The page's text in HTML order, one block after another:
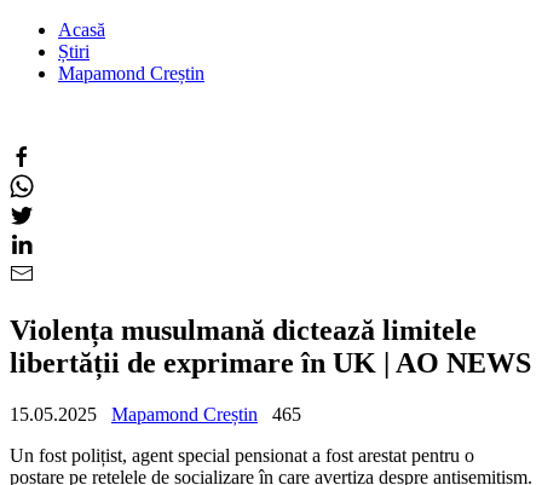
Acasă
Știri
Mapamond Creștin
Violența musulmană dictează limitele
libertății de exprimare în UK | AO NEWS
15.05.2025 Mapamond Creștin
465
Un fost polițist, agent special pensionat a fost arestat pentru o
postare pe rețelele de socializare în care avertiza despre antisemitism.